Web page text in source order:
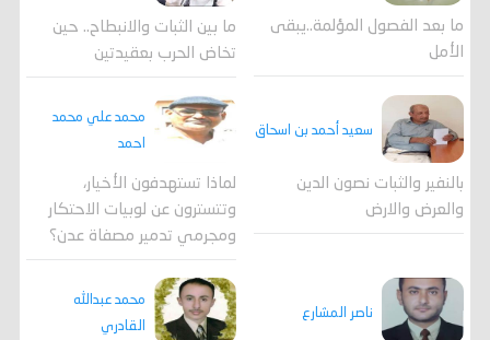
ما بعد الفصول المؤلمة..يبقى
الأمل
ما بين الثبات والانبطاح.. حين
تخاض الحرب بعقيدتين
سعيد أحمد بن اسحاق
بالنفير والثبات نصون الدين
والعرض والارض
محمد علي محمد
احمد
لماذا تستهدفون الأخيار،
وتتسترون عن لوبيات الاحتكار
ومجرمي تدمير مصفاة عدن؟
ناصر المشارع
محمد عبدالله
القادري